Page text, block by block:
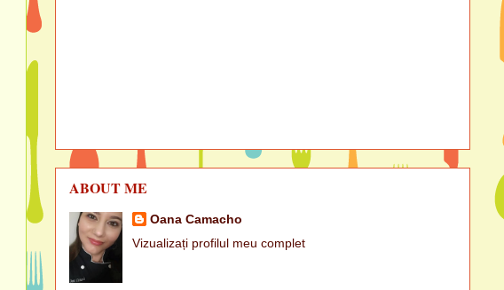
ABOUT ME
Oana Camacho
Vizualizați profilul meu complet